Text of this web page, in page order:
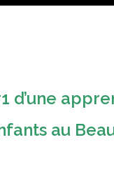
d’une
au